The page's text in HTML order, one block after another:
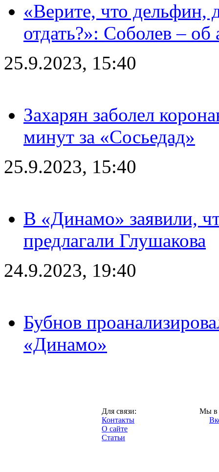
«Верите, что дельфин,
отдать?»: Соболев – об
25.9.2023, 15:40
Захарян заболел
минут за «Сосьедад»
25.9.2023, 15:40
В «Динамо» заявили,
предлагали Глушакова
24.9.2023, 19:40
Бубнов
«Динамо»
Для связи:
Контакты
О сайте
Статьи
Мы в